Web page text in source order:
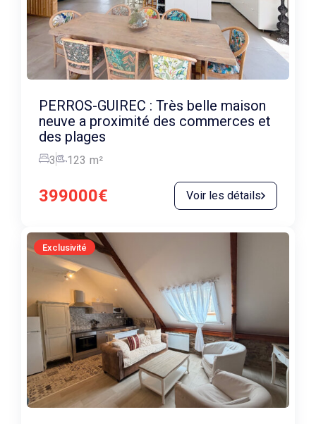
PERROS-GUIREC : Très belle maison
neuve a proximité des commerces et
des plages
3 123 m²
399000€ Voir les détails
Exclusivité